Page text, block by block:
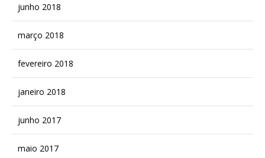
junho 2018
março 2018
fevereiro 2018
janeiro 2018
junho 2017
maio 2017